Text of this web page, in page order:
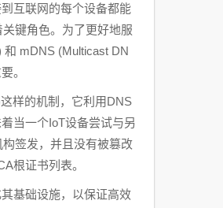
互联网的每个设备都能
键角色。为了更好地服
mDNS (Multicast DN
。
样的机制，它利用DNS
当一个IoT设备尝试与另
签发，并且没有被篡改
根证书列表。
基础设施，以保证高效